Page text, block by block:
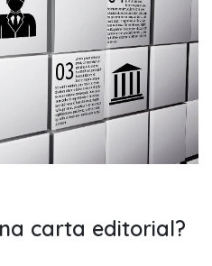
carta editorial?